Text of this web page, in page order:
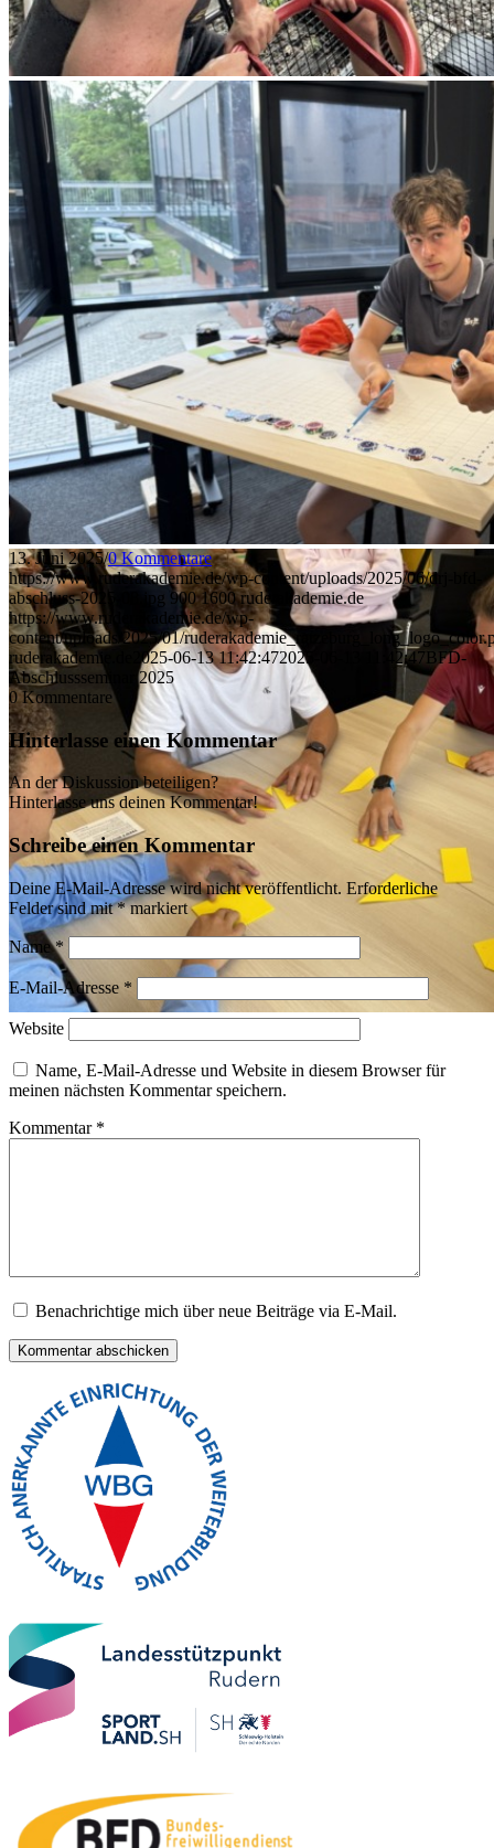
13. Juni 2025/0 Kommentare
https://www.ruderakademie.de/wp-content/uploads/2025/06/drj-bfd-
abschluss-2025-08.jpg 900 1600 ruderakademie.de
https://www.ruderakademie.de/wp-
content/uploads/2025/01/
ruderakademie.de
2025-06-13 11:42:472025-06-13 11:42:47BFD-
Abschlussseminar 2025
0 Kommentare
Hinterlasse einen Kommentar
An der Diskussion beteiligen?
Hinterlasse uns deinen Kommentar!
Schreibe einen Kommentar
Deine E-Mail-Adresse wird nicht veröffentlicht. Erforderliche
Felder sind mit*markiert
Name*
E-Mail-Adresse *
Website
Name, E-Mail-Adresse und Website in diesem Browser für
meinen nächsten Kommentar speichern.
Kommentar *
Benachrichtige mich über neue Beiträge via E-Mail.